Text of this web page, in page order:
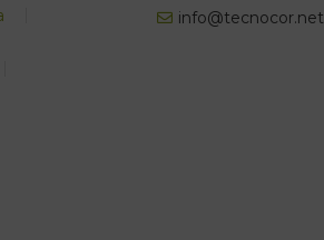
info@tecnocor.net